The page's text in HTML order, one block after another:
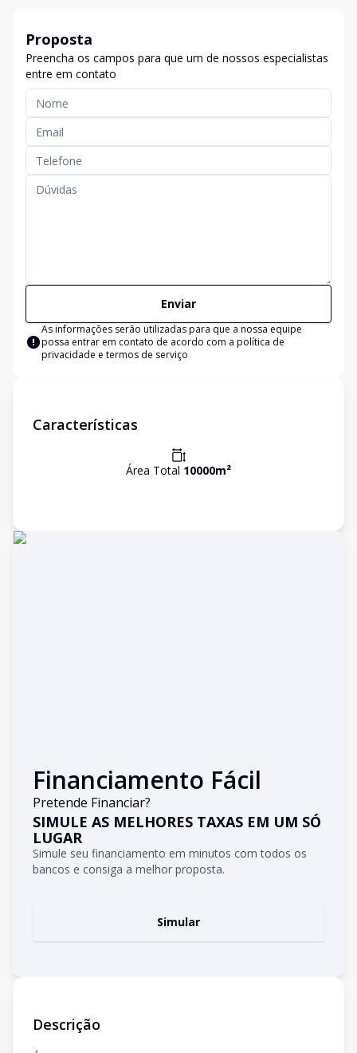
Proposta
Preencha os campos para que um de nossos especialistas
entre em contato
Enviar
As informações serão utilizadas para que a nossa equipe
possa entrar em contato de acordo com a política de
privacidade e termos de serviço
Características
Área Total 10000m²
Financiamento Fácil
Pretende Financiar?
SIMULE AS MELHORES TAXAS EM UM SÓ
LUGAR
Simule seu financiamento em minutos com todos os
bancos e consiga a melhor proposta.
Simular
Descrição